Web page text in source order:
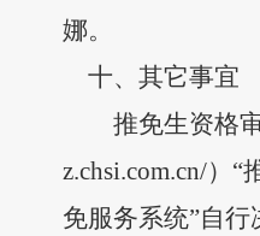
娜。
十、其它事宜
推免生资格
z.chsi.com.cn/） “
免服务系统”自